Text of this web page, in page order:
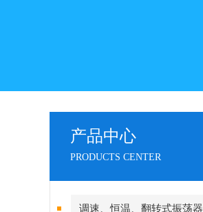
产品中心
PRODUCTS CENTER
调速、恒温、翻转式振荡器